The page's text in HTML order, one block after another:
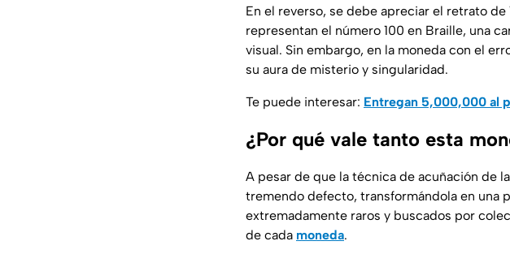
En el reverso, se debe apreciar el retrato
representan el número 100 en Braille, una
visual. Sin embargo, en la moneda con el
su aura de misterio y singularidad.
Te puede interesar: Entregan 5,000,000 al
¿Por qué vale tanto esta
A pesar de que la técnica de acuñación de
tremendo defecto, transformándola en una
extremadamente raros y buscados por
de cada moneda.